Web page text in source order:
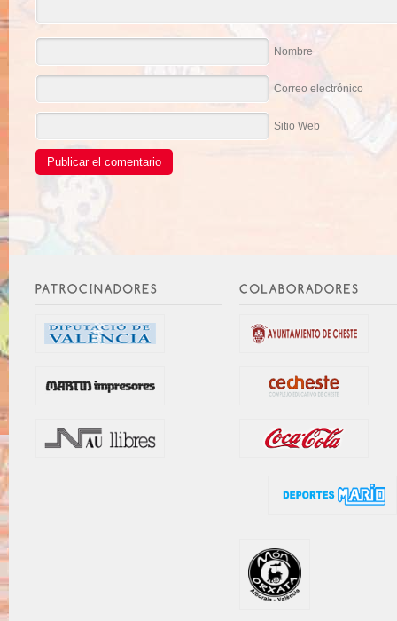
Nombre
Correo electrónico
Sitio Web